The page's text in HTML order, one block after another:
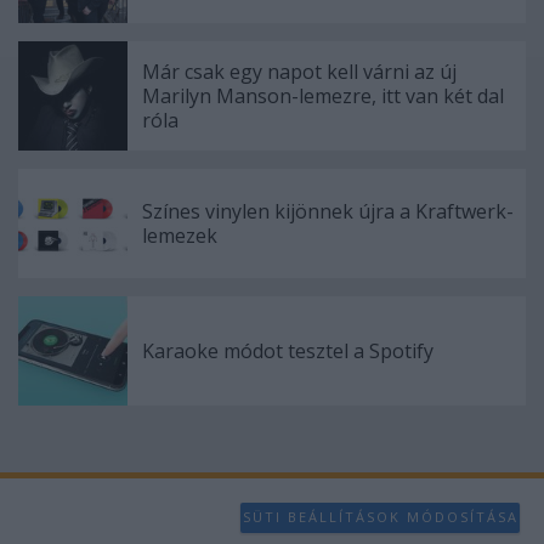
Már csak egy napot kell várni az új
Marilyn Manson-lemezre, itt van két dal
róla
Színes vinylen kijönnek újra a Kraftwerk-
lemezek
Karaoke módot tesztel a Spotify
SÜTI BEÁLLÍTÁSOK MÓDOSÍTÁSA